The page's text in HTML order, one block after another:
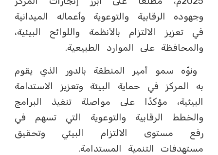
وجهوده الرقابية والتوعوية وأعماله الميدانية
في تعزيز الالتزام بالأنظمة واللوائح البيئية،
والمحافظة على الموارد الطبيعية.
ونوّه سمو أمير المنطقة بالدور الذي يقوم
به المركز في حماية البيئة وتعزيز الاستدامة
البيئية، مؤكدًا على مواصلة تنفيذ البرامج
والخطط الرقابية والتوعوية التي تسهم في
رفع مستوى الالتزام البيئي وتحقيق
مستهدفات التنمية المستدامة.